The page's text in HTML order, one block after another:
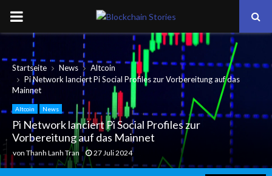
PRIMARY
MENU
Startseite News
Altcoin
Pi Network lanciert Pi Social Profiles zur Vorbereitung auf das
Mainnet
Altcoin News
Pi Network lanciert Pi Social Profiles zur
Vorbereitung auf das Mainnet
von Thanh Lanh Tran 27 Juli 2024